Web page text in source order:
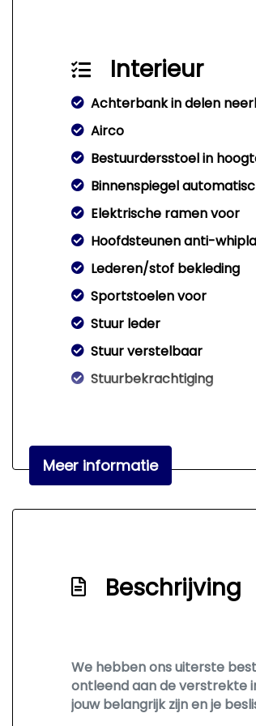
Interieur
Achterbank in delen
Airco
Bestuurdersstoel in
Binnenspiegel
Elektrische ramen voor
Hoofdsteunen anti-
Lederen/stof bekleding
Sportstoelen voor
Stuur leder
Stuur verstelbaar
Stuurbekrachtiging
Meer informatie
Beschrijving
We hebben ons uiterste
ontleend aan de verstrekte
jouw belangrijk zijn en je